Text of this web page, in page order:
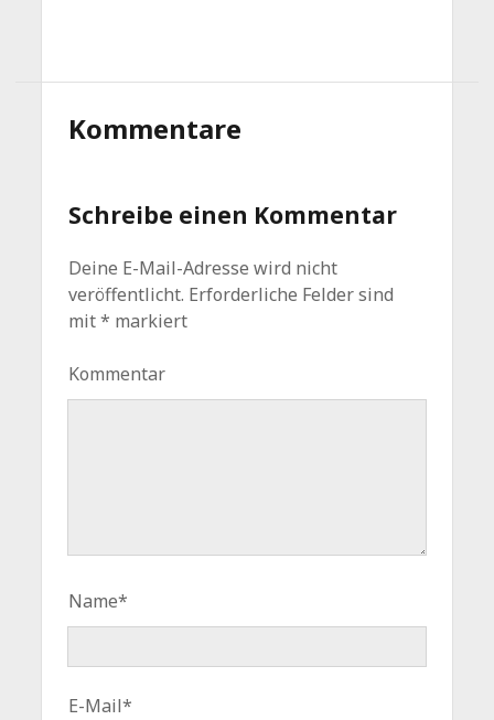
Kommentare
Schreibe einen Kommentar
Deine E-Mail-Adresse wird nicht
veröffentlicht. Erforderliche Felder sind
mit* markiert
Kommentar
Name*
E-Mail*